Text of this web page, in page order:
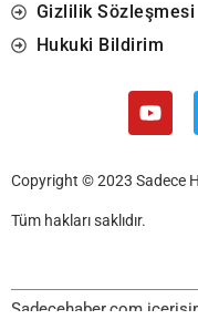
Gizlilik Sözleşmesi
Hukuki Bildirim
Copyright © 2023 Sadece
Tüm hakları saklıdır.
Sadecehaber.com